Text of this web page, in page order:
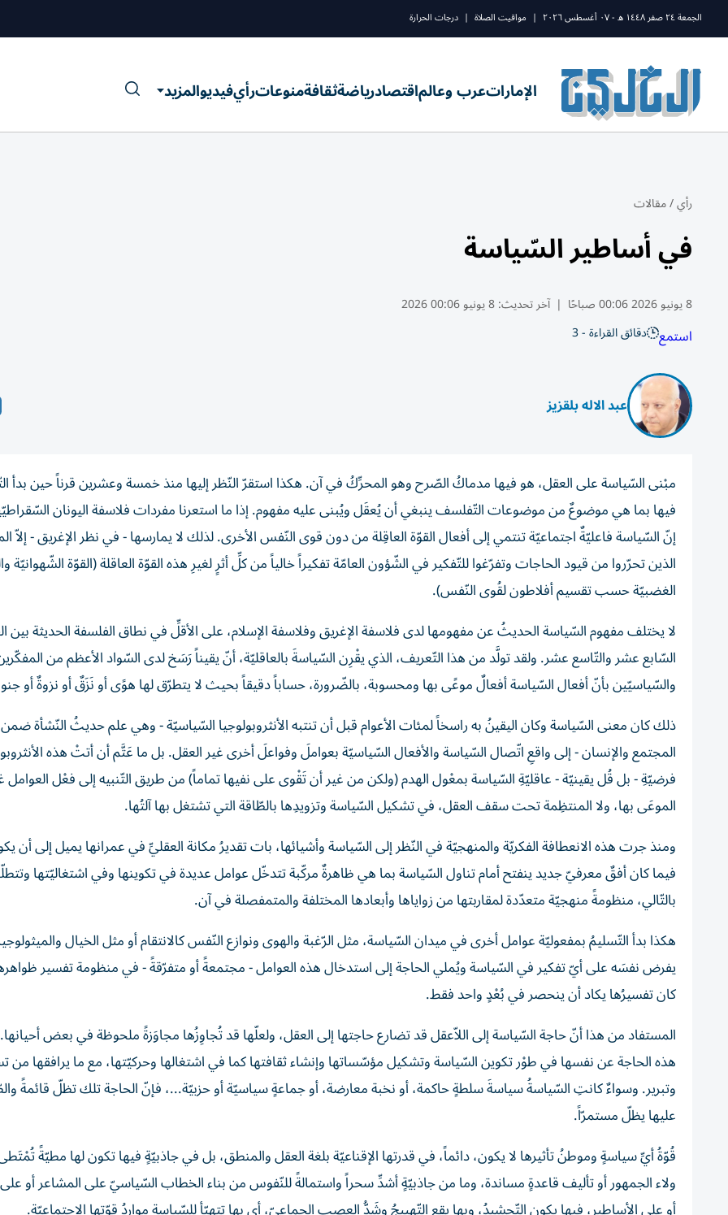
الجمعة ٢٤ صفر ١٤٤٨ ه - ٠٧ أغسطس ٢٠٢٦ | مواقيت الصلاة | درجات الحرارة
الإماراتعرب وعالماقتصادرياضةثقافةمنوعاترأيفيديوالمزيد
رأي/مقالات
في أساطير السّياسة
8 يونيو 2026 00:06 صباحًا | آخر تحديث:8 يونيو 00:06 2026
استمع دقائق القراءة - 3
عبد الاله بلقزيز
مبْنى السّياسة على العقل، هو فيها مدماكُ الصّرح وهو المحرِّكُ في آن. هكذا استقرّ النّظر إليها منذ خمسة وعشرين قرناً حين بدأ
فيها بما هي موضوعٌ من موضوعات التّفلسف ينبغي أن يُعقَل ويُبنى عليه مفهوم. إذا ما استعرنا مفردات فلاسفة اليونان
إنّ السّياسة فاعليّةٌ اجتماعيّة تنتمي إلى أفعال القوّة العاقِلة من دون قوى النّفس الأخرى. لذلك لا يمارسها - في نظر الإغريق - إلاّ
الذين تحرّروا من قيود الحاجات وتفرّغوا للتّفكير في الشّؤون العامّة تفكيراً خالياً من كلِّ أثرٍ لغيرِ هذه القوّة العاقلة (القوّة الشّهوانيّة
الغضبيّة حسب تقسيم أفلاطون لقُوى النّفس).
لا يختلف مفهوم السّياسة الحديثُ عن مفهومها لدى فلاسفة الإغريق وفلاسفة الإسلام، على الأقلِّ في نطاق الفلسفة الحديثة بين
السّابع عشر والتّاسع عشر. ولقد تولَّد من هذا التّعريف، الذي يقْرِن السّياسةَ بالعاقليّة، أنّ يقيناً رَسَخ لدى السّواد الأعظم من
والسّياسيّين بأنّ أفعال السّياسة أفعالٌ موعًى بها ومحسوبة، بالضّرورة، حساباً دقيقاً بحيث لا يتطرّق لها هوًى أو نَزَقٌ أو نزوةٌ أو
ذلك كان معنى السّياسة وكان اليقينُ به راسخاً لمئات الأعوام قبل أن تنتبه الأنثروبولوجيا السّياسيّة - وهي علم حديثُ النّشأة
المجتمع والإنسان - إلى واقعِ اتّصال السّياسة والأفعال السّياسيّة بعواملَ وفواعلَ أخرى غير العقل. بل ما عَتَّم أن أتتْ هذه
فرضيّةِ - بل قُل يقينيّة - عاقليّةِ السّياسة بمعْول الهدم (ولكن من غير أن تَقْوى على نفيها تماماً) من طريق التّنبيه إلى فعْل العوامل
الموعَى بها، ولا المنتظِمة تحت سقف العقل، في تشكيل السّياسة وتزويدِها بالطّاقة التي تشتغل بها آلتُها.
ومنذ جرت هذه الانعطافة الفكريّة والمنهجيّة في النّظر إلى السّياسة وأشيائها، بات تقديرُ مكانة العقليِّ في عمرانها يميل إلى أن
فيما كان أفقٌ معرفيّ جديد ينفتح أمام تناول السّياسة بما هي ظاهرةٌ مركّبة تتدخّل عوامل عديدة في تكوينها وفي اشتغاليّتها
بالتّالي، منظومةً منهجيّة متعدّدة لمقاربتها من زواياها وأبعادها المختلفة والمتمفصلة في آن.
هكذا بدأ التّسليمُ بمفعوليّة عوامل أخرى في ميدان السّياسة، مثل الرّغبة والهوى ونوازع النّفس كالانتقام أو مثل الخيال
يفرض نفسَه على أيّ تفكير في السّياسة ويُملي الحاجة إلى استدخال هذه العوامل - مجتمعةً أو متفرّقةً - في منظومة تفسير
كان تفسيرُها يكاد أن ينحصر في بُعْدٍ واحد فقط.
المستفاد من هذا أنّ حاجة السّياسة إلى اللاّعقل قد تضارع حاجتها إلى العقل، ولعلّها قد تُجاوِزُها مجاوَزةً ملحوظة في بعض
هذه الحاجة عن نفسها في طوْر تكوين السّياسة وتشكيل مؤسّساتها وإنشاء ثقافتها كما في اشتغالها وحركيّتها، مع ما يرافقها من
وتبرير. وسواءٌ كانتِ السّياسةُ سياسةَ سلطةٍ حاكمة، أو نخبة معارضة، أو جماعةٍ سياسيّة أو حزبيّة...، فإنّ الحاجة تلك تظلّ قائمةً
عليها يظلّ مستمرّاً.
قُوّةُ أيِّ سياسةٍ وموطنُ تأثيرها لا يكون، دائماً، في قدرتها الإقناعيّة بلغة العقل والمنطق، بل في جاذبيّةٍ فيها تكون لها مطيّةً
ولاء الجمهور أو تأليف قاعدةٍ مساندة، وما من جاذبيّةٍ أشدِّ سحراً واستمالةً للنّفوس من بناء الخطاب السّياسيّ على المشاعر أو